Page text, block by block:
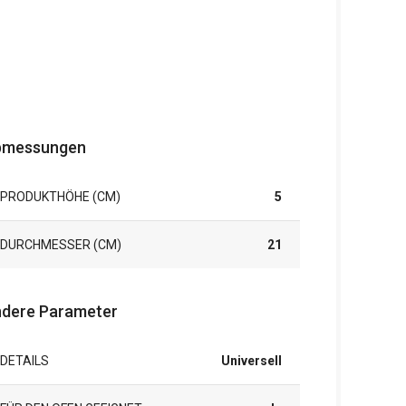
PRODUKTHÖHE (CM) 5
DURCHMESSER (CM) 21
Parameter
DETAILS Universell